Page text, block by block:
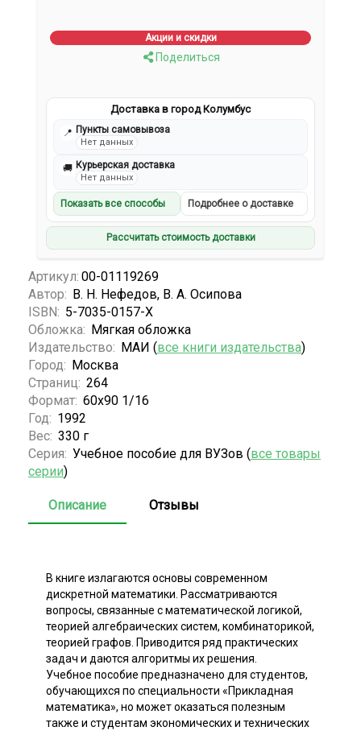
Акции и скидки
Поделиться
Доставка в город Колумбус
📍 Пункты самовывоза
Нет данных
🚚 Курьерская доставка
Нет данных
Показать все способы Подробнее о доставке
Рассчитать стоимость доставки
Артикул: 00-01119269
Автор: В. Н. Нефедов, В. А. Осипова
ISBN: 5-7035-0157-Х
Обложка: Мягкая обложка
Издательство: МАИ (все книги издательства)
Город: Москва
Страниц: 264
Формат: 60х90 1/16
Год: 1992
Вес: 330 г
Серия: Учебное пособие для ВУЗов (все товары
серии)
Описание Отзывы
В книге излагаются основы современном
дискретной математики. Рассматриваются
вопросы, связанные с математической логикой,
теорией алгебраических систем, комбинаторикой,
теорией графов. Приводится ряд практических
задач и даются алгоритмы их решения.
Учебное пособие предназначено для студентов,
обучающихся по специальности «Прикладная
математика», но может оказаться полезным
также и студентам экономических и технических